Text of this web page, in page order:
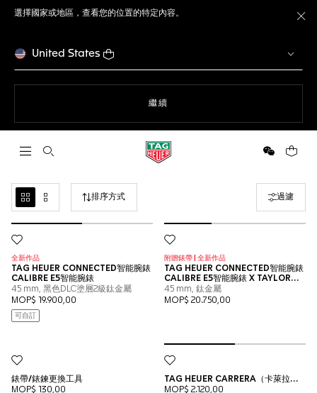
選擇國家或地區，查看您的位置的特定內容。
United States
繼續
開啟搜尋 微信 您的